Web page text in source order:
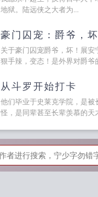
地狱。陆远侠之大者为...
豪门囚宠：爵爷，坏
关于豪门囚宠爵爷，坏！展
狠手辣，变态！是外界对爵爷
从斗罗开始打卡
他们毕业于史莱克学院，是
怪，是同辈甚至长辈羡慕的天